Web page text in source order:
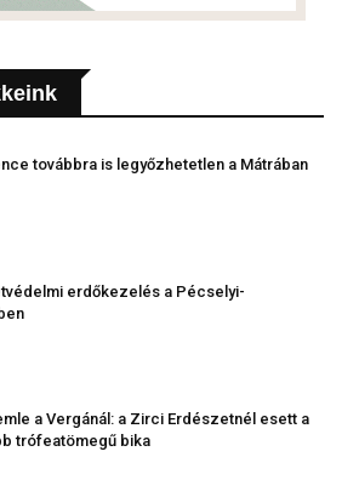
továbbra is legyőzhetetlen a Mátrában
erdőkezelés a Pécselyi-
a Vergánál: a Zirci Erdészetnél esett a
trófeatömegű bika